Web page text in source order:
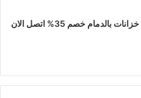
بالدمام خصم 35% اتصل الان